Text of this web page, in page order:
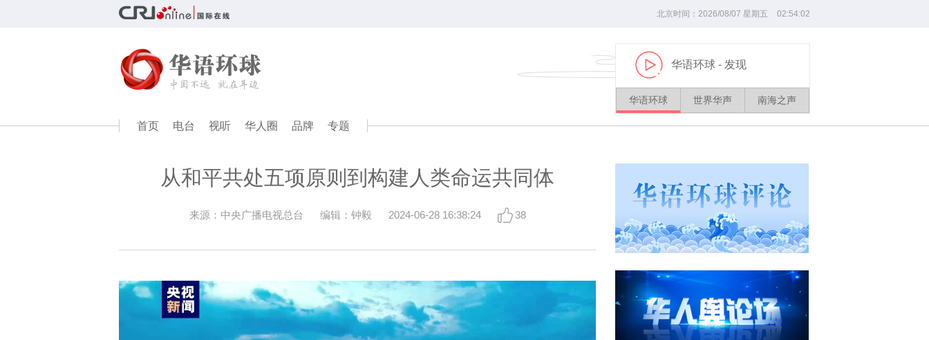
北京时间： 2026/08/07 星期五 02:54:02
播
放
华语环球 - 发现
华语环球 世界华声 南海之声
首页 电台 视听 华人圈 品牌 专题
从和平共处五项原则到构建人类命运共同体
来源：中央广播电视总台 编辑：钟毅 2024-06-28 16:38:24 38